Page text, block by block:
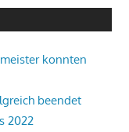
konnten
beendet
2022